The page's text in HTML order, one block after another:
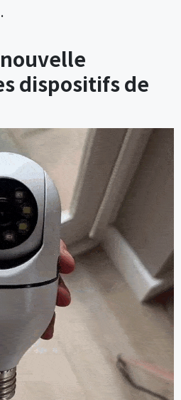
dispositifs de